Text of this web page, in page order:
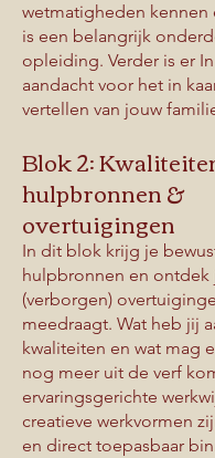
wetmatigheden kennen
is een belangrijk
opleiding. Verder is er
aandacht voor het in
vertellen van jouw
Blok 2:
hulpbronnen &
overtuigingen
In dit blok krijg je
hulpbronnen en ontdek
(verborgen)
meedraagt. Wat heb jij
kwaliteiten en wat mag
nog meer uit de verf
ervaringsgerichte
creatieve werkvormen
en direct toepasbaar